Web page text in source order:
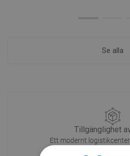
Se alla
Tillgänglighet
Ett modernt